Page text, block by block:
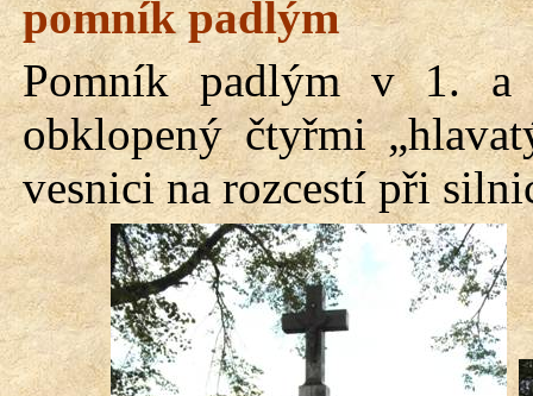
pomník padlým
Pomník padlým v 1.
obklopený čtyřmi
vesnici na rozcestí při